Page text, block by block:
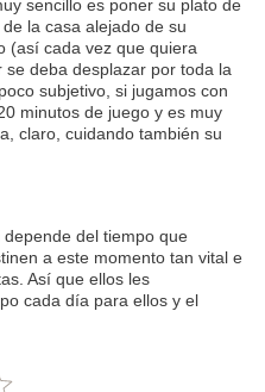
sencillo es poner su plato de
la casa alejado de su
(así cada vez que quiera
deba desplazar por toda la
subjetivo, si jugamos con
minutos de juego y es muy
claro, cuidando también su
del tiempo que
a este momento tan vital e
Así que ellos les
cada día para ellos y el